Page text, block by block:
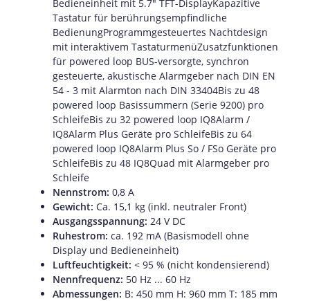
Bedieneinheit mit 5.7" TFT-DisplayKapazitive
Tastatur für berührungsempfindliche
BedienungProgrammgesteuertes Nachtdesign
mit interaktivem TastaturmenüZusatzfunktionen
für powered loop BUS-versorgte, synchron
gesteuerte, akustische Alarmgeber nach DIN EN
54 - 3 mit Alarmton nach DIN 33404Bis zu 48
powered loop Basissummern (Serie 9200) pro
SchleifeBis zu 32 powered loop IQ8Alarm /
IQ8Alarm Plus Geräte pro SchleifeBis zu 64
powered loop IQ8Alarm Plus So / FSo Geräte pro
SchleifeBis zu 48 IQ8Quad mit Alarmgeber pro
Schleife
Nennstrom: 0,8 A
Gewicht: Ca. 15,1 kg (inkl. neutraler Front)
Ausgangsspannung: 24 V DC
Ruhestrom: ca. 192 mA (Basismodell ohne
Display und Bedieneinheit)
Luftfeuchtigkeit: < 95 % (nicht kondensierend)
Nennfrequenz: 50 Hz ... 60 Hz
Abmessungen: B: 450 mm H: 960 mm T: 185 mm